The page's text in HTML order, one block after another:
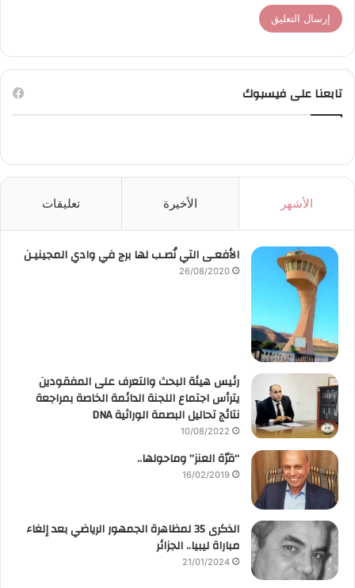
تابعنا على فيسبوك
الأشهر الأخيرة تعليقات
الأفعـى التي نُصـب لها برج في وادي المجينيـن
26/08/2020
رئيس هيئة البحث والتعرف على المفقودين
يترأس اجتماع اللجنة الدائمة الخاصة بمراجعة
نتائج تحاليل البصمة الوراثية DNA
10/08/2022
“قرّة العنز” وماحولها..
16/02/2019
الذكرى 35 لمظاهرة الجمهور الرياضي بعد إلغاء
مباراة ليبيا.. الجزائر
21/01/2024